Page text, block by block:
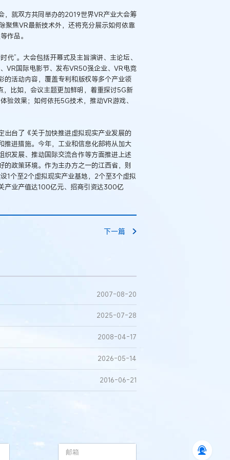
，就双方共同举办的2019世界VR产业大会筹
聚焦VR最新技术外，还将充分展示如何依靠
作品。
”。大会包括开幕式及主旨演讲、主论坛、
VR国际电影节、发布VR50强企业、VR电竞
的活动内容，覆盖专利和版权等多个产业领
比如，会议主题更加鲜明，着重探讨5G新
验效果；如何依托5G技术，推动VR游戏、
台了《关于加快推进虚拟现实产业发展的
推进措施。今年，工业和信息化部将从加大
发展、推动国际交流合作等方面推进上述
政策环境。作为主办方之一的江西省，则
1个至2个虚拟现实产业基地，2个至3个虚拟
产业产值达100亿元、招商引资达300亿
下一篇
2007-08-20
2025-07-28
2008-04-17
2026-05-14
2016-06-21